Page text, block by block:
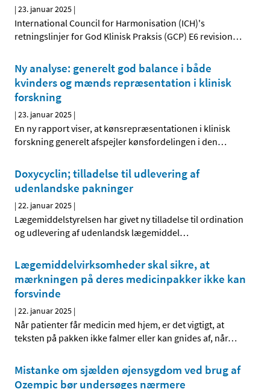
|23. januar 2025 |
International Council for Harmonisation (ICH)'s
retningslinjer for God Klinisk Praksis (GCP) E6 revision…
Ny analyse: generelt god balance i både
kvinders og mænds repræsentation i klinisk
forskning
|23. januar 2025 |
En ny rapport viser, at kønsrepræsentationen i klinisk
forskning generelt afspejler kønsfordelingen i den…
Doxycyclin; tilladelse til udlevering af
udenlandske pakninger
|22. januar 2025 |
Lægemiddelstyrelsen har givet ny tilladelse til ordination
og udlevering af udenlandsk lægemiddel…
Lægemiddelvirksomheder skal sikre, at
mærkningen på deres medicinpakker ikke kan
forsvinde
|22. januar 2025 |
Når patienter får medicin med hjem, er det vigtigt, at
teksten på pakken ikke falmer eller kan gnides af, når…
Mistanke om sjælden øjensygdom ved brug af
Ozempic bør undersøges nærmere